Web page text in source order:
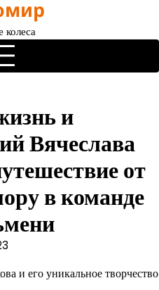
колеса
и
Вячеслава
от
в команде